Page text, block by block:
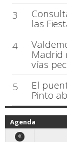
3
las
4
Madrid
vías
5
El
Pinto
Agenda